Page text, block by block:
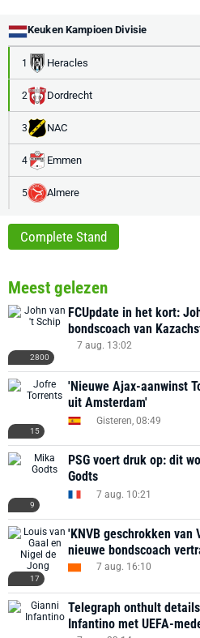
Keuken Kampioen Divisie
1 Heracles
2 Dordrecht
3 NAC
4 Emmen
5 Almere
Complete Stand
Meest gelezen
2800
FCUpdate in het kort:
bondscoach van
7 aug. 13:02
15
'Nieuwe Ajax-aanwinst
uit Amsterdam'
Gisteren, 08:49
9
PSG voert druk op: dit
Godts
7 aug. 10:21
17
'KNVB geschrokken van
nieuwe bondscoach
7 aug. 16:10
Telegraph onthult
Infantino met UEFA-